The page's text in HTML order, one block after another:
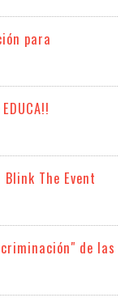
para
Blink The Event
de las